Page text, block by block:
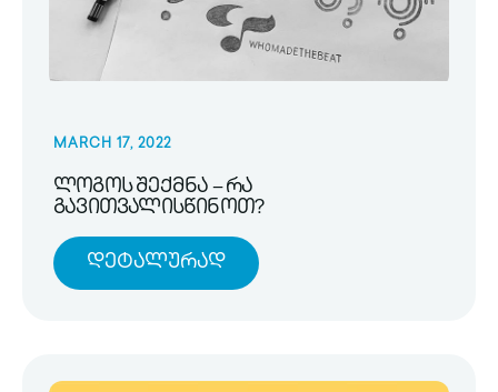
MARCH 17, 2022
ლოგოს შექმნა – რა
გავითვალისწინოთ?
Დეტალურად